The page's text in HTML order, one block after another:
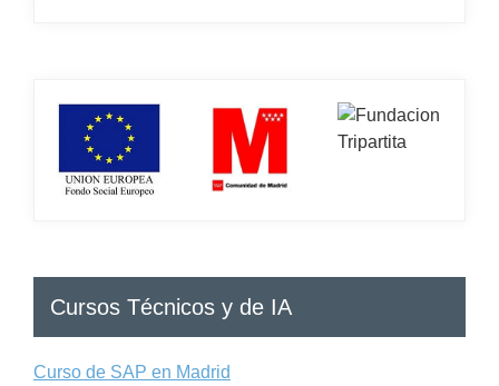
Cursos Técnicos y de IA
Curso de SAP en Madrid